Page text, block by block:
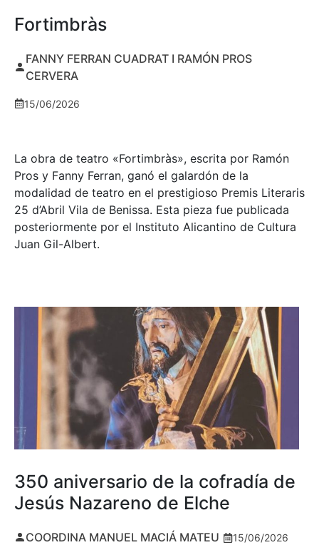
Fortimbràs
FANNY FERRAN CUADRAT I RAMÓN PROS
CERVERA
15/06/2026
La obra de teatro «Fortimbràs», escrita por Ramón
Pros y Fanny Ferran, ganó el galardón de la
modalidad de teatro en el prestigioso Premis Literaris
25 d’Abril Vila de Benissa. Esta pieza fue publicada
posteriormente por el Instituto Alicantino de Cultura
Juan Gil-Albert.
350 aniversario de la cofradía de
Jesús Nazareno de Elche
COORDINA MANUEL MACIÁ MATEU 15/06/2026